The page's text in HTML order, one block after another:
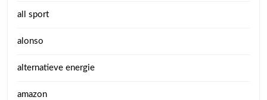
all sport
alonso
alternatieve energie
amazon